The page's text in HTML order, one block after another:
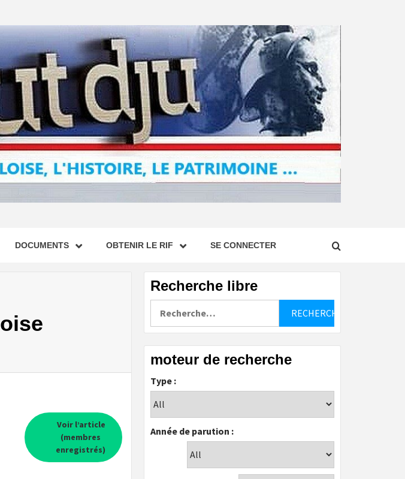
DOCUMENTS OBTENIR LE RIF SE CONNECTER
Voir l’article
(membres
enregistrés)
Recherche libre
moteur de recherche
Type :
Année de parution :